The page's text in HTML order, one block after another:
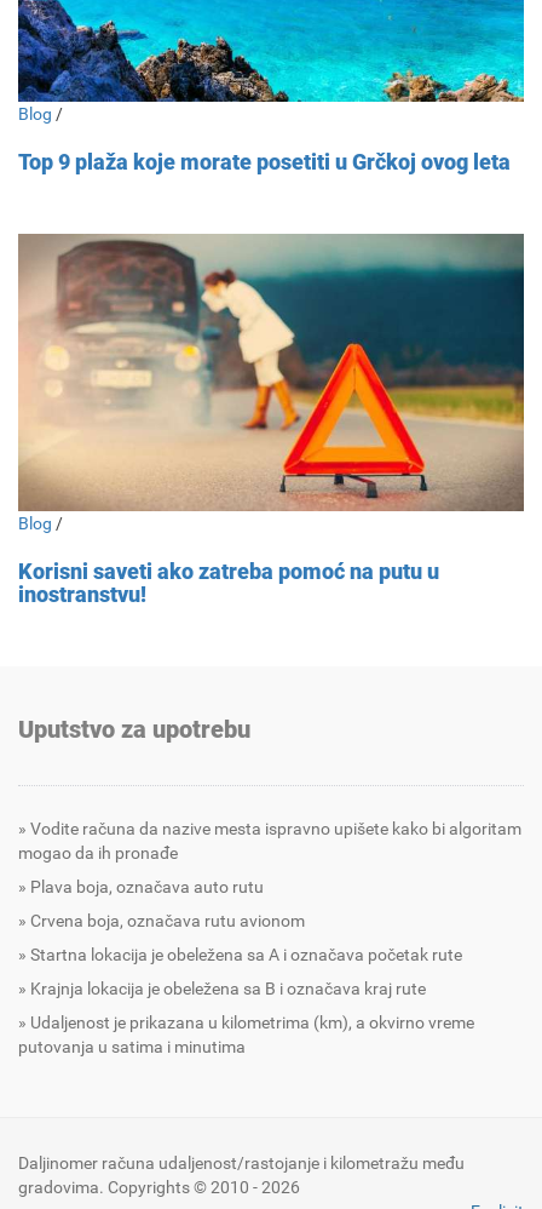
Blog /
Top 9 plaža koje morate posetiti u Grčkoj ovog leta
Blog /
Korisni saveti ako zatreba pomoć na putu u
inostranstvu!
Uputstvo za upotrebu
Vodite računa da nazive mesta ispravno upišete kako bi algoritam
mogao da ih pronađe
Plava boja, označava auto rutu
Crvena boja, označava rutu avionom
Startna lokacija je obeležena sa A i označava početak rute
Krajnja lokacija je obeležena sa B i označava kraj rute
Udaljenost je prikazana u kilometrima (km), a okvirno vreme
putovanja u satima i minutima
Daljinomer računa udaljenost/rastojanje i kilometražu među
gradovima. Copyrights © 2010 - 2026